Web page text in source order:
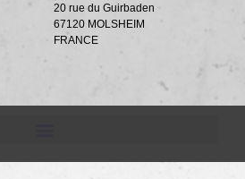
20 rue du Guirbaden
67120 MOLSHEIM
FRANCE